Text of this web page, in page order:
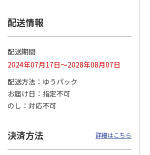
ペット線香 虹のか
なた フルーティフ
ローラルの香り
590円
(送料別・税込)
100円
(送料別・税込)
配送情報
配送期間
2024年07月17日～2028年08月07日
配送方法
ゆうパック
お届け日
指定不可
のし
対応不可
決済方法 詳細はこちら